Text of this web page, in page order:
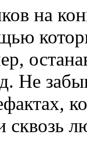
на
Не
сквозь